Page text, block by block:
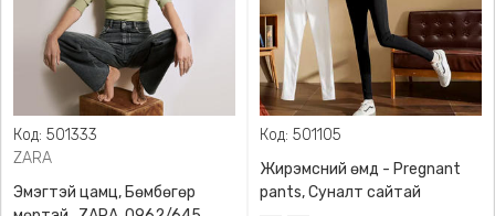
Код: 501333
ZARA
Эмэгтэй цамц, Бөмбөгөр
Код: 501105
Жирэмсний өмд - Pregnant
pants, Суналт сайтай